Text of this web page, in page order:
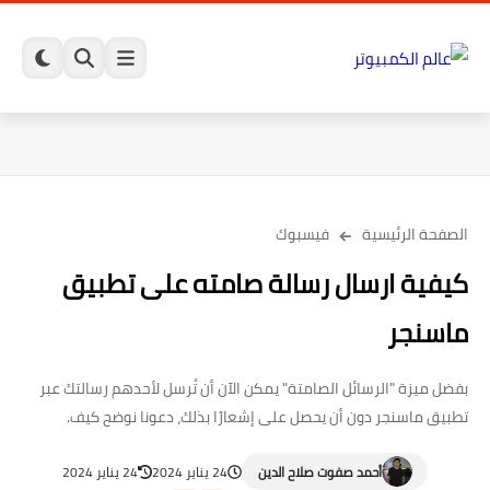
الصفحة الرئيسية فيسبوك
كيفية ارسال رسالة صامته على تطبيق
ماسنجر
بفضل ميزة "الرسائل الصامتة" يمكن الآن أن تُرسل لأحدهم رسالتك عبر
تطبيق ماسنجر دون أن يحصل على إشعارًا بذلك، دعونا نوضح كيف.
أحمد صفوت صلاح الدين 24 يناير 2024
24 يناير 2024